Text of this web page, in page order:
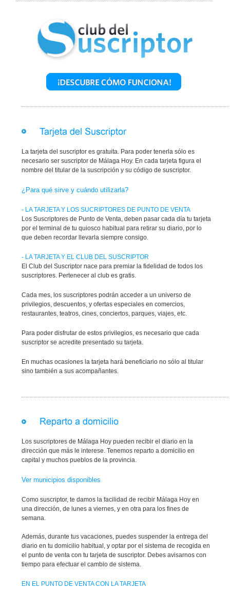
La tarjeta del suscriptor es gratuita. Para poder tenerla sólo es
necesario ser suscriptor de Málaga Hoy. En cada tarjeta figura el
nombre del titular de la suscripción y su código de suscriptor.
¿Para qué sirve y cuándo utilizarla?
- LA TARJETA Y LOS SUCRIPTORES DE PUNTO DE VENTA
Los Suscriptores de Punto de Venta, deben pasar cada día tu tarjeta
por el terminal de tu quiosco habitual para retirar su diario, por lo
que deben recordar llevarla siempre consigo.
- LA TARJETA Y EL CLUB DEL SUSCRIPTOR
El Club del Suscriptor nace para premiar la fidelidad de todos los
suscriptores. Pertenecer al club es gratis.
Cada mes, los suscriptores podrán acceder a un universo de
privilegios, descuentos, y ofertas especiales en comercios,
restaurantes, teatros, cines, conciertos, parques, viajes, etc.
Para poder disfrutar de estos privilegios, es necesario que cada
suscriptor se acredite presentado su tarjeta.
En muchas ocasiones la tarjeta hará beneficiario no sólo al titular
sino también a sus acompañantes.
Los suscriptores de Málaga Hoy pueden recibir el diario en la
dirección que más le interese. Tenemos reparto a domicilio en
capital y muchos pueblos de la provincia.
Ver municipios disponibles
Como suscriptor, te damos la facilidad de recibir Málaga Hoy en
una dirección, de lunes a viernes, y en otra para los fines de
semana.
Además, durante tus vacaciones, puedes suspender la entrega del
diario en tu domicilio habitual, y optar por el sistema de recogida en
el punto de venta con tu tarjeta de suscriptor. Debes avisarnos con
tiempo para efectuar el cambio de sistema.
EN EL PUNTO DE VENTA CON LA TARJETA